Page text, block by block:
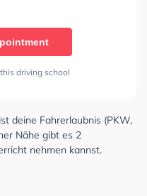
driving school
deine Fahrerlaubnis (PKW,
Nähe gibt es 2
nehmen kannst.